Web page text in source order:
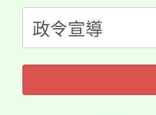
心理、諮商
系所師生報
門員」簡章
踴躍報名參
要點
「桃園市補
展演活動實
115年度「
義教育推展